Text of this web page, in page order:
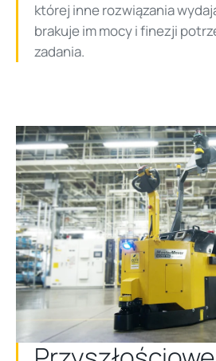
której inne rozwiązania
brakuje im mocy i finezji
zadania.